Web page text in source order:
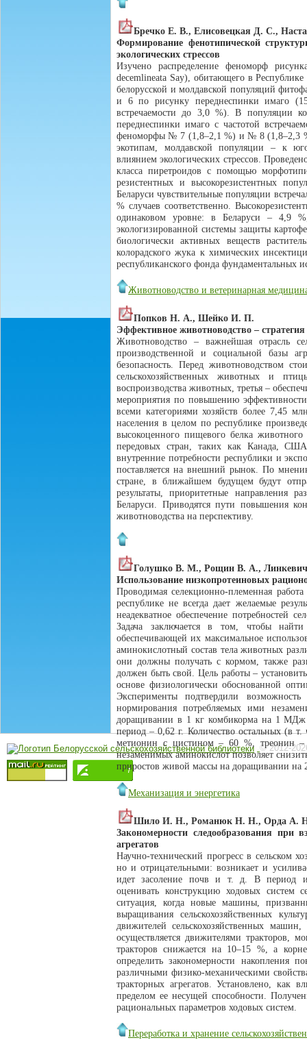
Бречко Е. В., Елисовецкая Д. С.,
Формирование фенотипической
экологических стрессов
Изучено распределение феноморф
decemlineata Say), обитающего в Республике
белорусской и молдавской популяций
и 6 по рисунку переднеспинки имаго
встречаемости до 3,0 %). В популяции
переднеспинки имаго с частотой
феноморфы № 7 (1,8–2,1 %) и № 8 (1,8–2,3
экотипам, молдавской популяции – к
влиянием экологических стрессов.
класса пиретроидов с помощью
резистентных и высокорезистентных
Беларуси чувствительные популяции
% случаев соответственно.
одинаковом уровне: в Беларуси – 4,9
экологизированной системы защиты
биологически активных веществ
колорадского жука к химических
республиканского фонда
Животноводство и ветеринарная
Попков Н. А., Шейко И. П.
Эффективное животноводство –
Животноводство – важнейшая отрасль
производственной и социальной базы
безопасность. Перед животноводством
сельскохозяйственных животных и
воспроизводства животных, третья –
мероприятия по повышению эффективности
всеми категориями хозяйств более 7,45
населения в целом по республике
высокоценного пищевого белка
передовых стран, таких как Канада,
внутренние потребности республики и
поставляется на внешний рынок. По
стране, в ближайшем будущем будут
результаты, приоритетные направления
Беларуси. Приводятся пути повышения
животноводства на перспективу.
Голушко В. М., Рощин В. А.,
Использование низкопротеиновых
Проводимая селекционно-племенная
республике не всегда дает желаемые
неадекватное обеспечение потребностей
Задача заключается в том, чтобы
обеспечивающей их максимальное
аминокислотный состав тела животных
они должны получать с кормом, также
должен быть свой. Цель работы –
основе физиологически обоснованной
Эксперименты подтвердили
нормирования потребляемых ими
доращивании в 1 кг комбикорма на 1
период – 0,62 г. Количество остальных (в
метионин с цистином – 60 %, треонин
незаменимых аминокислот позволяет
приростов живой массы на доращивании на
Механизация и энергетика
Шило И. Н., Романюк Н. Н., Орда А.
Закономерности следообразования при
агрегатов
Научно-технический прогресс в сельском
но и отрицательными: возникает и
идет засоление почв и т. д. В период
оценивать конструкцию ходовых систем
ситуация, когда новые машины,
выращивания сельскохозяйственных
движителей сельскохозяйственных
осуществляется движителями тракторов,
тракторов снижается на 10–15 %, а
определить закономерности накопления
различными физико-механическими
тракторных агрегатов. Установлено, как
пределом ее несущей способности.
рациональных параметров ходовых систем.
Переработка и хранение
© 2012-